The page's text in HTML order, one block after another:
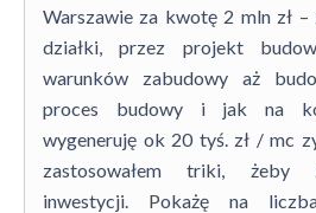
Warszawie za kwotę 2 mln zł –
działki, przez projekt
warunków zabudowy aż
proces budowy i jak na
wygeneruję ok 20 tyś. zł / mc
zastosowałem triki, żeby
inwestycji. Pokażę na